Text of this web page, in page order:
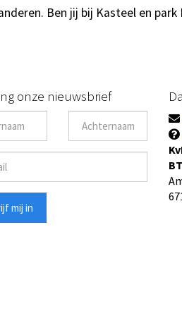
Ben jij bij Kasteel en park
onze nieuwsbrief
mij in